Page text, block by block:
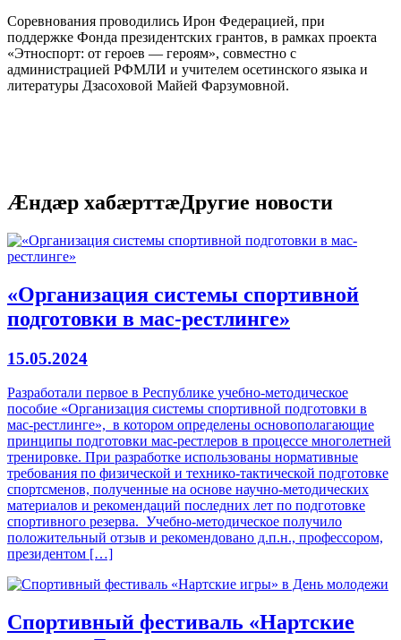
Соревнования проводились Ирон Федерацией, при
поддержке Фонда президентских грантов, в рамках проекта
«Этноспорт: от героев — героям», совместно с
администрацией РФМЛИ и учителем осетинского языка и
литературы Дзасоховой Майей Фарзумовной.
Æндӕр хабӕрттӕДругие новости
«Организация системы спортивной
подготовки в мас-рестлинге»
15.05.2024
Разработали первое в Республике учебно-методическое
пособие «Организация системы спортивной подготовки в
мас-рестлинге», в котором определены основополагающие
принципы подготовки мас-рестлеров в процессе многолетней
тренировке. При разработке использованы нормативные
требования по физической и технико-тактической подготовке
спортсменов, полученные на основе научно-методических
материалов и рекомендаций последних лет по подготовке
спортивного резерва. Учебно-методическое получило
положительный отзыв и рекомендовано д.п.н., профессором,
президентом […]
Спортивный фестиваль «Нартские